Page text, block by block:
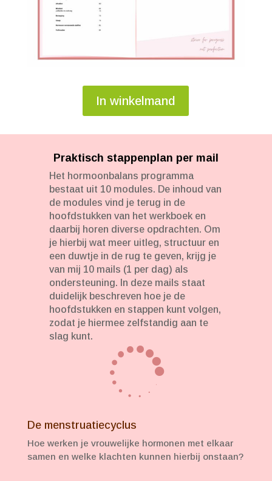
In winkelmand
Praktisch stappenplan per mail
Het hormoonbalans programma
bestaat uit 10 modules. De inhoud van
de modules vind je terug in de
hoofdstukken van het werkboek en
daarbij horen diverse opdrachten. Om
je hierbij wat meer uitleg, structuur en
een duwtje in de rug te geven, krijg je
van mij 10 mails (1 per dag) als
ondersteuning. In deze mails staat
duidelijk beschreven hoe je de
hoofdstukken en stappen kunt volgen,
zodat je hiermee zelfstandig aan te
slag kunt.

De menstruatiecyclus
Hoe werken je vrouwelijke hormonen met elkaar
samen en welke klachten kunnen hierbij onstaan?